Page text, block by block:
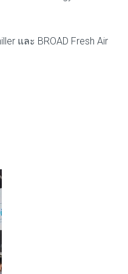
และ BROAD Fresh Air